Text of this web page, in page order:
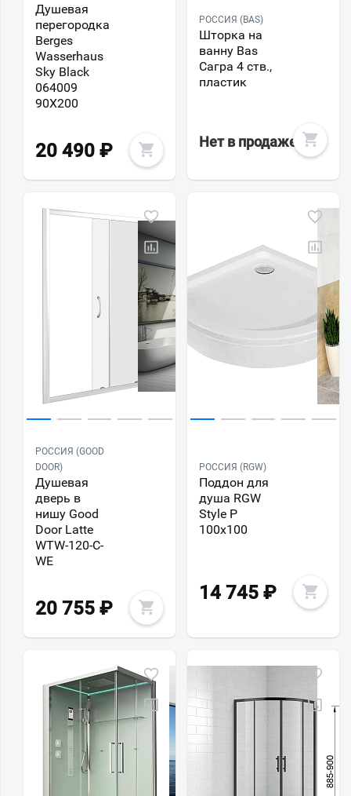
Душевая
перегородка
Berges
Wasserhaus
Sky Black
064009
90Х200
20 490 ₽
РОССИЯ (BAS)
Шторка на
ванну Bas
Сагра 4 ств.,
пластик
Нет в продаже
РОССИЯ (GOOD
DOOR)
Душевая
дверь в
нишу Good
Door Latte
WTW-120-C-
WE
20 755 ₽
РОССИЯ (RGW)
Поддон для
душа RGW
Style P
100x100
14 745 ₽